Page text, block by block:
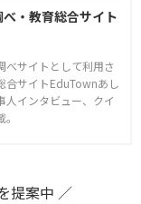
・教育総合サイト
べサイトとして利用さ
合サイトEduTownあし
人インタビュー、クイ
提案中 ／